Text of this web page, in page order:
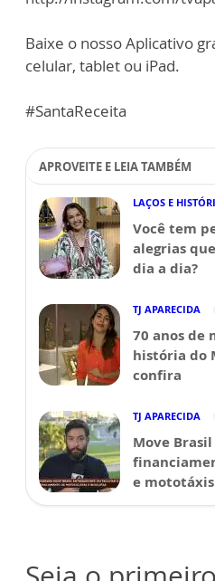
Baixe o nosso Aplicativo
celular, tablet ou iPad.
#SantaReceita
APROVEITE E LEIA TAMBÉM
LAÇOS E
Você tem
alegrias
dia a dia?
TJ APARECIDA
70 anos de
história do
confira
TJ APARECIDA
Move
e